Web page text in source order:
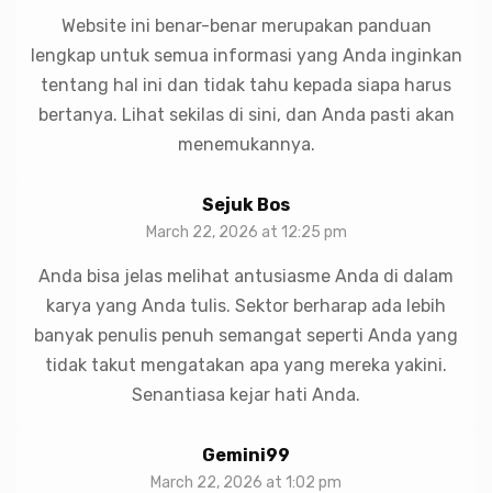
Website ini benar-benar merupakan panduan
lengkap untuk semua informasi yang Anda inginkan
tentang hal ini dan tidak tahu kepada siapa harus
bertanya. Lihat sekilas di sini, dan Anda pasti akan
menemukannya.
Sejuk Bos
March 22, 2026 at 12:25 pm
Anda bisa jelas melihat antusiasme Anda di dalam
karya yang Anda tulis. Sektor berharap ada lebih
banyak penulis penuh semangat seperti Anda yang
tidak takut mengatakan apa yang mereka yakini.
Senantiasa kejar hati Anda.
Gemini99
March 22, 2026 at 1:02 pm